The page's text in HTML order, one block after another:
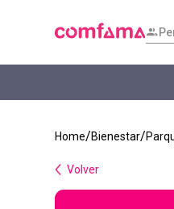
Bienestar
Volver